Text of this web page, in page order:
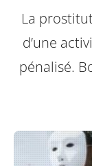
La
d’une
pénalisé.